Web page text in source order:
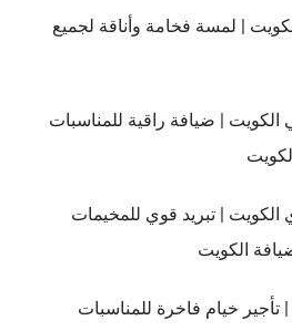
| لمسة فخامة وأناقة لجميع
| ضيافة راقية للمناسبات
| تبريد قوي للمخيمات
الكويت
تأجير خيام فاخرة للمناسبات